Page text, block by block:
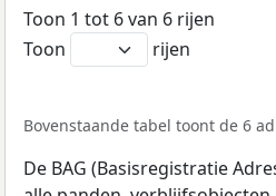
Toon 1 tot 6 van 6 rijen
Toon
rijen
Bovenstaande tabel toont de 6
De BAG (Basisregistratie